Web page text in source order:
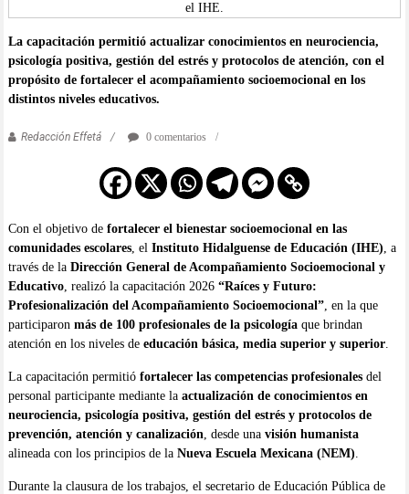
el IHE.
La capacitación permitió actualizar conocimientos en neurociencia,
psicología positiva, gestión del estrés y protocolos de atención, con el
propósito de fortalecer el acompañamiento socioemocional en los
distintos niveles educativos.
Redacción Effetá 0 comentarios
Con el objetivo de fortalecer el bienestar socioemocional en las
comunidades escolares, el Instituto Hidalguense de Educación (IHE), a
través de la Dirección General de Acompañamiento Socioemocional y
Educativo, realizó la capacitación 2026 “Raíces y Futuro:
Profesionalización del Acompañamiento Socioemocional”, en la que
participaron más de 100 profesionales de la psicologíaque brindan
atención en los niveles de educación básica, media superior y superior.
La capacitación permitió fortalecer las competencias profesionalesdel
personal participante mediante la actualización de conocimientos en
neurociencia, psicología positiva, gestión del estrés y protocolos de
prevención, atención y canalización, desde una visión humanista
alineada con los principios de la Nueva Escuela Mexicana (NEM).
Durante la clausura de los trabajos, el secretario de Educación Pública de